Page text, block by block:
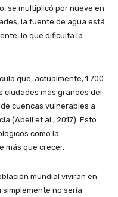
se multiplicó por nueve en
la fuente de agua está
lo que dificulta la
que, actualmente, 1.700
ciudades más grandes del
cuencas vulnerables a
(Abell et al., 2017). Esto
como la
más que crecer.
mundial vivirán en
simplemente no sería